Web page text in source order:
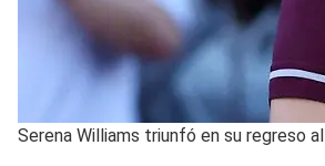
Serena Williams triunfó en su regreso